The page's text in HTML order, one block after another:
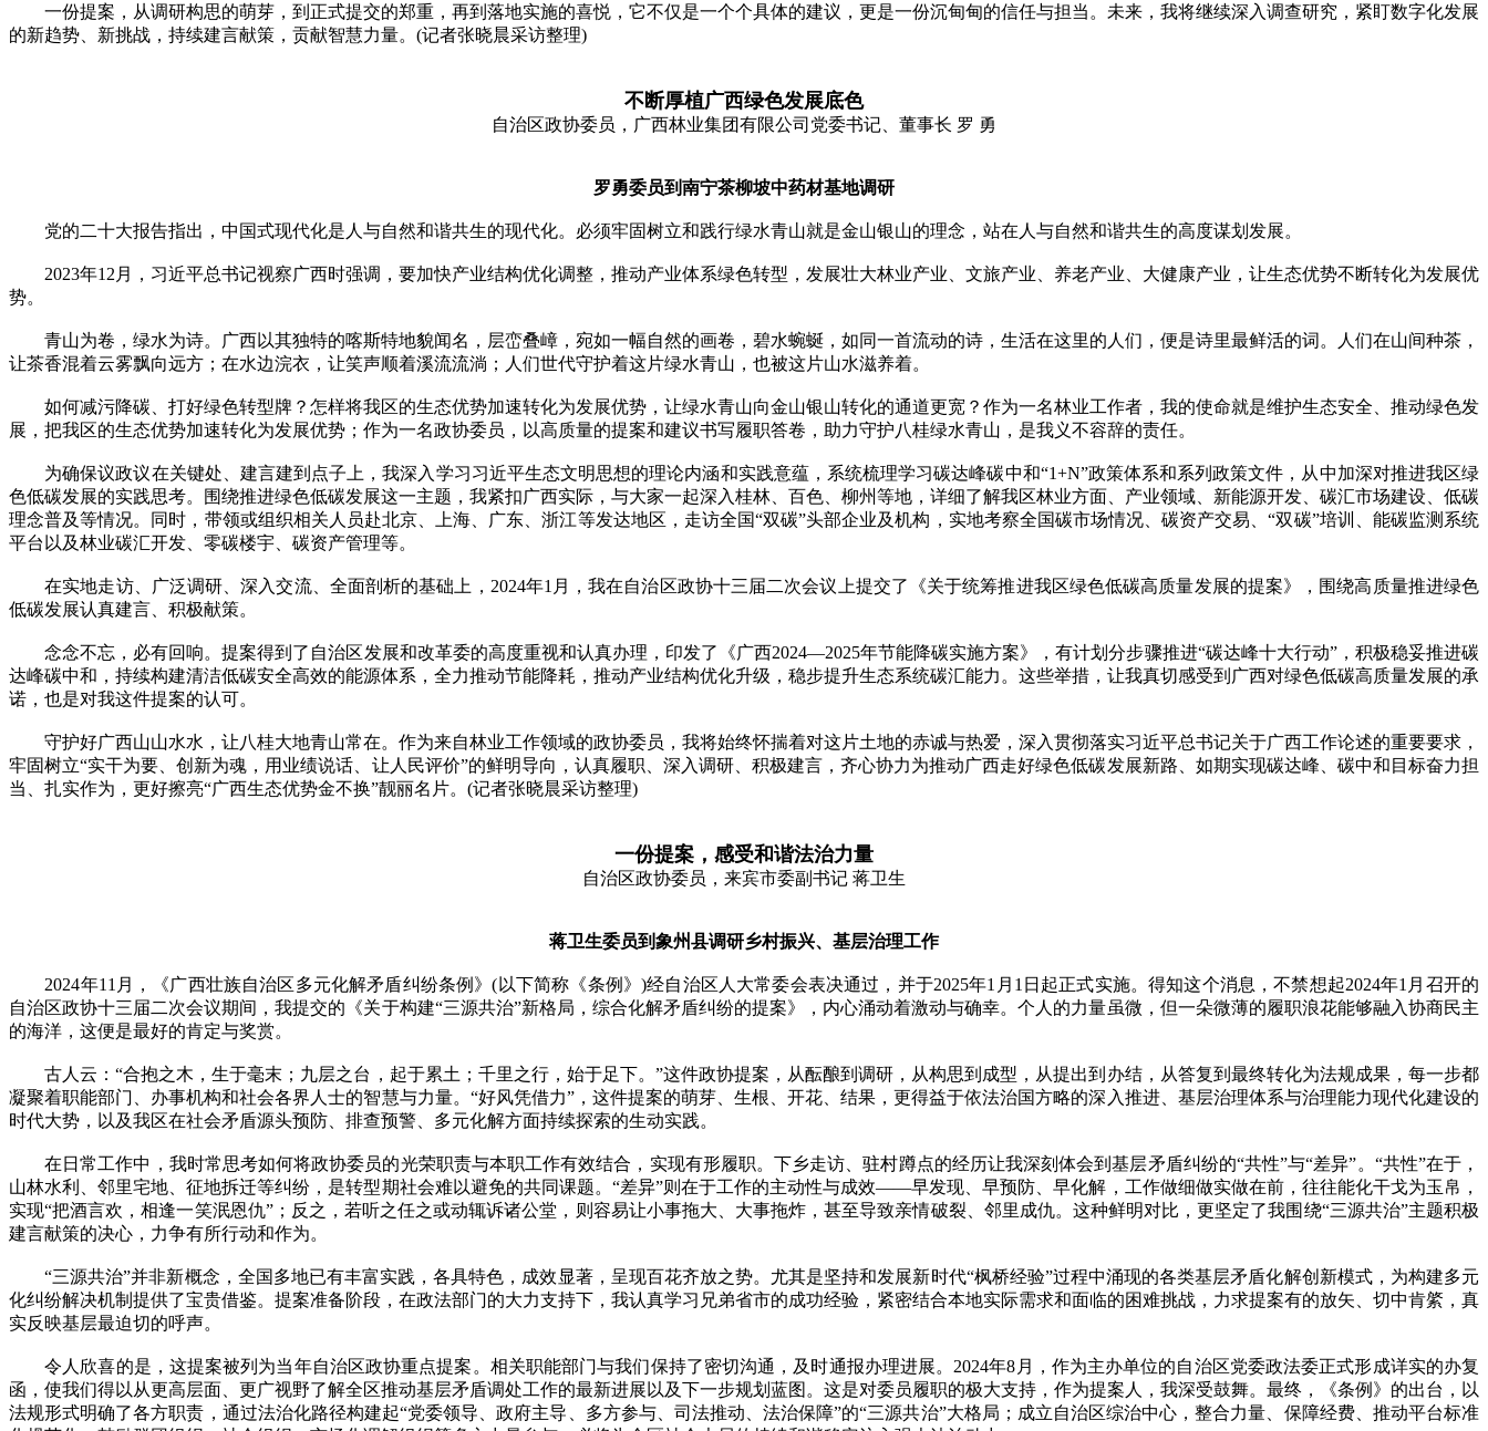
一份提案，从调研构思的萌芽，到正式提交的郑重，再到落地实施的喜悦，它不仅是一个个具体的建议，更是一份沉甸甸的信任与担当。未来，我将继续深入调查研究，紧盯数字化发展
的新趋势、新挑战，持续建言献策，贡献智慧力量。(记者张晓晨采访整理)
不断厚植广西绿色发展底色
自治区政协委员，广西林业集团有限公司党委书记、董事长 罗 勇
罗勇委员到南宁茶柳坡中药材基地调研
党的二十大报告指出，中国式现代化是人与自然和谐共生的现代化。必须牢固树立和践行绿水青山就是金山银山的理念，站在人与自然和谐共生的高度谋划发展。
2023年12月，习近平总书记视察广西时强调，要加快产业结构优化调整，推动产业体系绿色转型，发展壮大林业产业、文旅产业、养老产业、大健康产业，让生态优势不断转化为发展优
势。
青山为卷，绿水为诗。广西以其独特的喀斯特地貌闻名，层峦叠嶂，宛如一幅自然的画卷，碧水蜿蜒，如同一首流动的诗，生活在这里的人们，便是诗里最鲜活的词。人们在山间种茶，
让茶香混着云雾飘向远方；在水边浣衣，让笑声顺着溪流流淌；人们世代守护着这片绿水青山，也被这片山水滋养着。
如何减污降碳、打好绿色转型牌？怎样将我区的生态优势加速转化为发展优势，让绿水青山向金山银山转化的通道更宽？作为一名林业工作者，我的使命就是维护生态安全、推动绿色发
展，把我区的生态优势加速转化为发展优势；作为一名政协委员，以高质量的提案和建议书写履职答卷，助力守护八桂绿水青山，是我义不容辞的责任。
为确保议政议在关键处、建言建到点子上，我深入学习习近平生态文明思想的理论内涵和实践意蕴，系统梳理学习碳达峰碳中和“1+N”政策体系和系列政策文件，从中加深对推进我区绿
色低碳发展的实践思考。围绕推进绿色低碳发展这一主题，我紧扣广西实际，与大家一起深入桂林、百色、柳州等地，详细了解我区林业方面、产业领域、新能源开发、碳汇市场建设、低碳
理念普及等情况。同时，带领或组织相关人员赴北京、上海、广东、浙江等发达地区，走访全国“双碳”头部企业及机构，实地考察全国碳市场情况、碳资产交易、“双碳”培训、能碳监测系统
平台以及林业碳汇开发、零碳楼宇、碳资产管理等。
在实地走访、广泛调研、深入交流、全面剖析的基础上，2024年1月，我在自治区政协十三届二次会议上提交了《关于统筹推进我区绿色低碳高质量发展的提案》，围绕高质量推进绿色
低碳发展认真建言、积极献策。
念念不忘，必有回响。提案得到了自治区发展和改革委的高度重视和认真办理，印发了《广西2024—2025年节能降碳实施方案》，有计划分步骤推进“碳达峰十大行动”，积极稳妥推进碳
达峰碳中和，持续构建清洁低碳安全高效的能源体系，全力推动节能降耗，推动产业结构优化升级，稳步提升生态系统碳汇能力。这些举措，让我真切感受到广西对绿色低碳高质量发展的承
诺，也是对我这件提案的认可。
守护好广西山山水水，让八桂大地青山常在。作为来自林业工作领域的政协委员，我将始终怀揣着对这片土地的赤诚与热爱，深入贯彻落实习近平总书记关于广西工作论述的重要要求，
牢固树立“实干为要、创新为魂，用业绩说话、让人民评价”的鲜明导向，认真履职、深入调研、积极建言，齐心协力为推动广西走好绿色低碳发展新路、如期实现碳达峰、碳中和目标奋力担
当、扎实作为，更好擦亮“广西生态优势金不换”靓丽名片。(记者张晓晨采访整理)
一份提案，感受和谐法治力量
自治区政协委员，来宾市委副书记 蒋卫生
蒋卫生委员到象州县调研乡村振兴、基层治理工作
2024年11月，《广西壮族自治区多元化解矛盾纠纷条例》(以下简称《条例》)经自治区人大常委会表决通过，并于2025年1月1日起正式实施。得知这个消息，不禁想起2024年1月召开的
自治区政协十三届二次会议期间，我提交的《关于构建“三源共治”新格局，综合化解矛盾纠纷的提案》，内心涌动着激动与确幸。个人的力量虽微，但一朵微薄的履职浪花能够融入协商民主
的海洋，这便是最好的肯定与奖赏。
古人云：“合抱之木，生于毫末；九层之台，起于累土；千里之行，始于足下。”这件政协提案，从酝酿到调研，从构思到成型，从提出到办结，从答复到最终转化为法规成果，每一步都
凝聚着职能部门、办事机构和社会各界人士的智慧与力量。“好风凭借力”，这件提案的萌芽、生根、开花、结果，更得益于依法治国方略的深入推进、基层治理体系与治理能力现代化建设的
时代大势，以及我区在社会矛盾源头预防、排查预警、多元化解方面持续探索的生动实践。
在日常工作中，我时常思考如何将政协委员的光荣职责与本职工作有效结合，实现有形履职。下乡走访、驻村蹲点的经历让我深刻体会到基层矛盾纠纷的“共性”与“差异”。“共性”在于，
山林水利、邻里宅地、征地拆迁等纠纷，是转型期社会难以避免的共同课题。“差异”则在于工作的主动性与成效——早发现、早预防、早化解，工作做细做实做在前，往往能化干戈为玉帛，
实现“把酒言欢，相逢一笑泯恩仇”；反之，若听之任之或动辄诉诸公堂，则容易让小事拖大、大事拖炸，甚至导致亲情破裂、邻里成仇。这种鲜明对比，更坚定了我围绕“三源共治”主题积极
建言献策的决心，力争有所行动和作为。
“三源共治”并非新概念，全国多地已有丰富实践，各具特色，成效显著，呈现百花齐放之势。尤其是坚持和发展新时代“枫桥经验”过程中涌现的各类基层矛盾化解创新模式，为构建多元
化纠纷解决机制提供了宝贵借鉴。提案准备阶段，在政法部门的大力支持下，我认真学习兄弟省市的成功经验，紧密结合本地实际需求和面临的困难挑战，力求提案有的放矢、切中肯綮，真
实反映基层最迫切的呼声。
令人欣喜的是，这提案被列为当年自治区政协重点提案。相关职能部门与我们保持了密切沟通，及时通报办理进展。2024年8月，作为主办单位的自治区党委政法委正式形成详实的办复
函，使我们得以从更高层面、更广视野了解全区推动基层矛盾调处工作的最新进展以及下一步规划蓝图。这是对委员履职的极大支持，作为提案人，我深受鼓舞。最终，《条例》的出台，以
法规形式明确了各方职责，通过法治化路径构建起“党委领导、政府主导、多方参与、司法推动、法治保障”的“三源共治”大格局；成立自治区综治中心，整合力量、保障经费、推动平台标准